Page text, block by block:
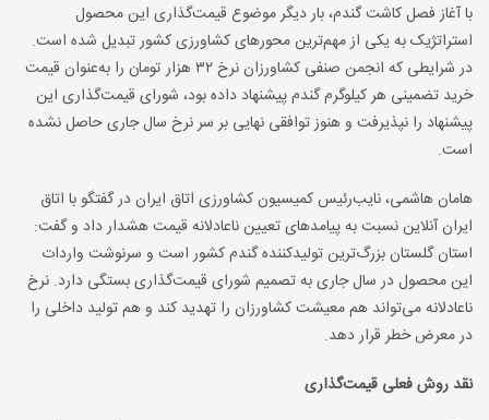
با آغاز فصل کاشت گندم، بار دیگر موضوع قیمت‌گذاری این محصول
استراتژیک به یکی از مهم‌ترین محورهای کشاورزی کشور تبدیل شده است.
در شرایطی که انجمن صنفی کشاورزان نرخ ۳۲ هزار تومان را به‌عنوان قیمت
خرید تضمینی هر کیلوگرم گندم پیشنهاد داده بود، شورای قیمت‌گذاری این
پیشنهاد را نپذیرفت و هنوز توافقی نهایی بر سر نرخ سال جاری حاصل نشده
است.
هامان هاشمی، نایب‌رئیس کمیسیون کشاورزی اتاق ایران در گفتگو با اتاق
ایران آنلاین نسبت به پیامدهای تعیین ناعادلانه قیمت هشدار داد و گفت:
استان گلستان بزرگ‌ترین تولیدکننده گندم کشور است و سرنوشت واردات
این محصول در سال جاری به تصمیم شورای قیمت‌گذاری بستگی دارد. نرخ
ناعادلانه می‌تواند هم معیشت کشاورزان را تهدید کند و هم تولید داخلی را
در معرض خطر قرار دهد.
نقد روش فعلی قیمت‌گذاری